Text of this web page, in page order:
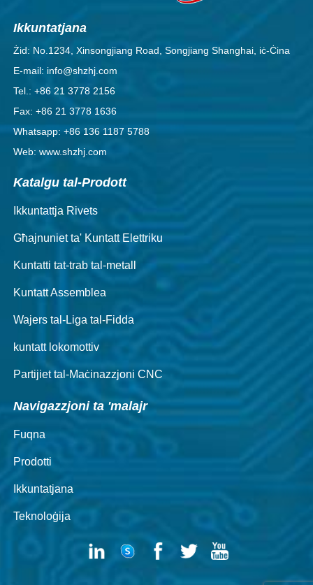
Ikkuntatjana
Żid: No.1234, Xinsongjiang Road, Songjiang Shanghai, iċ-Ċina
E-mail: info@shzhj.com
Tel.: +86 21 3778 2156
Fax: +86 21 3778 1636
Whatsapp: +86 136 1187 5788
Web: www.shzhj.com
Katalgu tal-Prodott
Ikkuntattja Rivets
Għajnuniet ta' Kuntatt Elettriku
Kuntatti tat-trab tal-metall
Kuntatt Assemblea
Wajers tal-Liga tal-Fidda
kuntatt lokomottiv
Partijiet tal-Maċinazzjoni CNC
Navigazzjoni ta 'malajr
Fuqna
Prodotti
Ikkuntatjana
Teknoloġija